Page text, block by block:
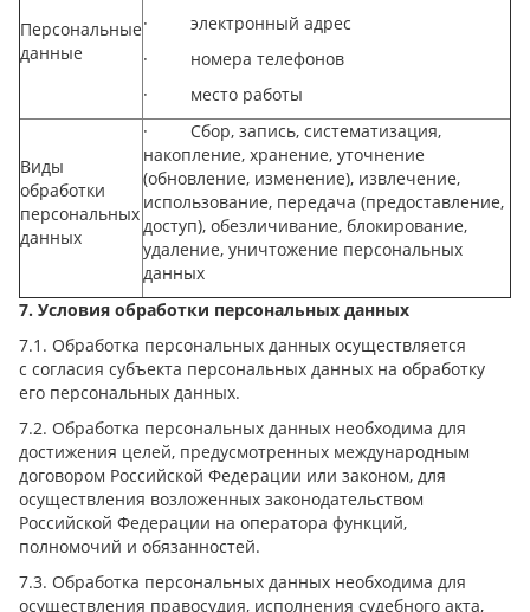
Персональные
данные
· электронный адрес
· номера телефонов
· место работы
Виды
обработки
персональных
данных
· Сбор, запись, систематизация,
накопление, хранение, уточнение
(обновление, изменение), извлечение,
использование, передача (предоставление,
доступ), обезличивание, блокирование,
удаление, уничтожение персональных
данных
7. Условия обработки персональных данных
7.1. Обработка персональных данных осуществляется
с согласия субъекта персональных данных на обработку
его персональных данных.
7.2. Обработка персональных данных необходима для
достижения целей, предусмотренных международным
договором Российской Федерации или законом, для
осуществления возложенных законодательством
Российской Федерации на оператора функций,
полномочий и обязанностей.
7.3. Обработка персональных данных необходима для
осуществления правосудия, исполнения судебного акта,